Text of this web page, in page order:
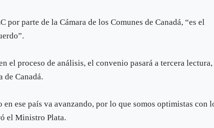
parte de la Cámara de los Comunes de Canadá, “es el
el proceso de análisis, el convenio pasará a tercera lectura,
de Canadá.
ese país va avanzando, por lo que somos optimistas con
el Ministro Plata.